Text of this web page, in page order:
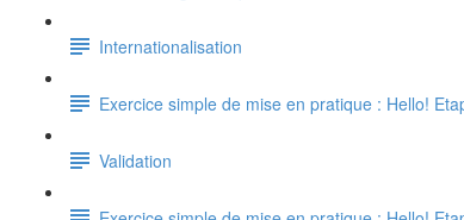
Internationalisation
Exercice simple de mise en pratique : Hello!
Validation